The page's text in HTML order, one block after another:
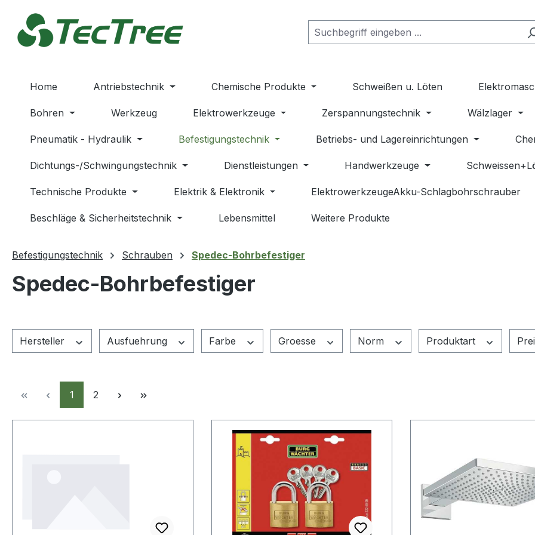
Hauptinhalt springen
Zur Suche springen
Zur Hauptnavigation springen
Home Antriebstechnik Chemische Produkte Schweißen u. Löten
Bohren Werkzeug Elektrowerkzeuge Zerspannungstechnik Wälzlager
Pneumatik - Hydraulik Befestigungstechnik Betriebs- und Lagereinrichtungen
Dichtungs-/Schwingungstechnik Dienstleistungen Handwerkzeuge
Technische Produkte Elektrik & Elektronik ElektrowerkzeugeAkku-Schlagbohrschrauber
Beschläge & Sicherheitstechnik Lebensmittel Weitere Produkte
Befestigungstechnik Schrauben Spedec-Bohrbefestiger
Spedec-Bohrbefestiger
Hersteller Ausfuehrung Farbe Groesse Norm Produktart
Seite
1 Seite
2